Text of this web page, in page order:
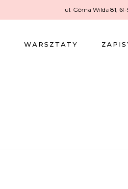
ul. Górna Wilda 81,
WARSZTATY